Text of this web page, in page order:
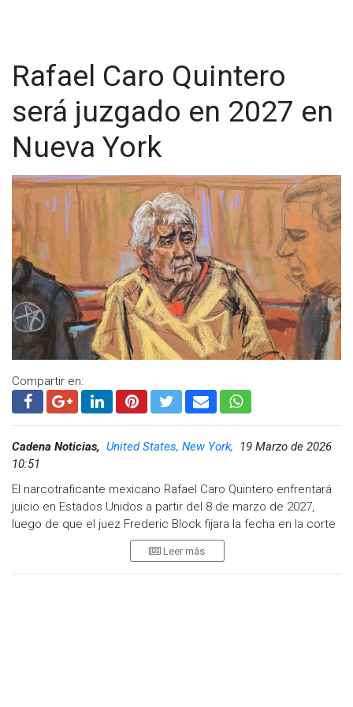
Rafael Caro Quintero
será juzgado en 2027 en
Nueva York
Compartir en:
Cadena Noticias, United States, New York,
19 Marzo de 2026
10:51
El narcotraficante mexicano Rafael Caro Quintero enfrentará
juicio en Estados Unidos a partir del 8 de marzo de 2027,
luego de que el juez Frederic Block fijara la fecha en la corte
del Distrito Este de Nueva York.
No obstante, el proceso podría modificarse si el exlíder
Leer más